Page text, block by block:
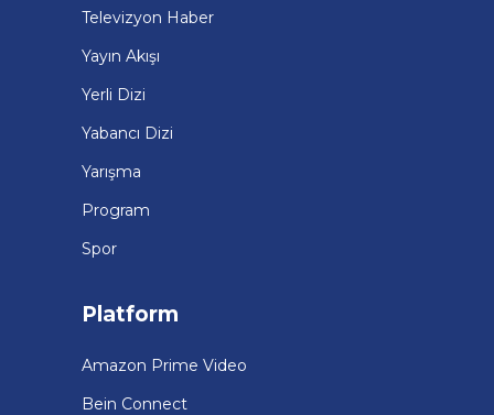
Televizyon Haber
Yayın Akışı
Yerli Dizi
Yabancı Dizi
Yarışma
Program
Spor
Platform
Amazon Prime Video
Bein Connect